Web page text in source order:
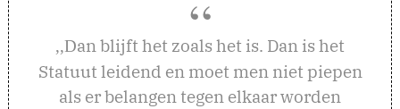
,,Dan blijft het zoals het is. Dan is het
Statuut leidend en moet men niet piepen
als er belangen tegen elkaar worden